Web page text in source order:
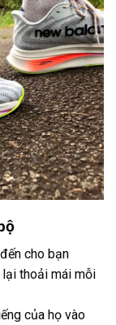
cho bạn
thoải mái mỗi
của họ vào